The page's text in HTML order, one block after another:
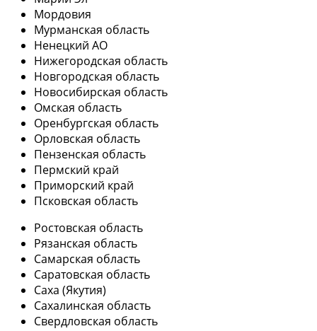
Мордовия
Мурманская область
Ненецкий АО
Нижегородская область
Новгородская область
Новосибирская область
Омская область
Оренбургская область
Орловская область
Пензенская область
Пермский край
Приморский край
Псковская область
Ростовская область
Рязанская область
Самарская область
Саратовская область
Саха (Якутия)
Сахалинская область
Свердловская область